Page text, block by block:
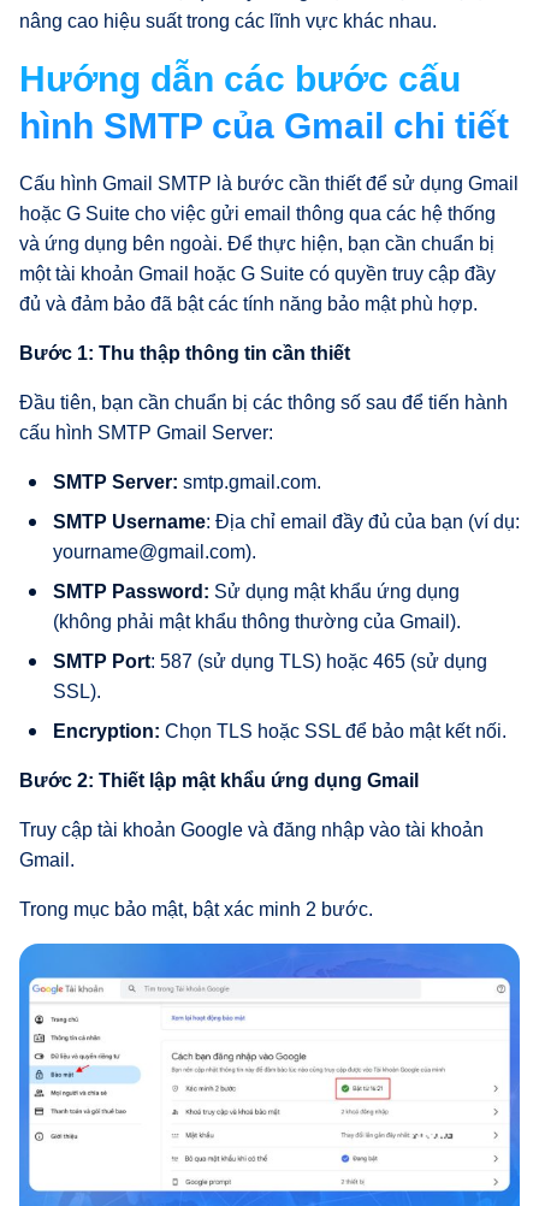
nâng cao hiệu suất trong các lĩnh vực khác nhau.
Hướng dẫn các bước cấu
hình SMTP của Gmail chi tiết
Cấu hình Gmail SMTP là bước cần thiết để sử dụng Gmail
hoặc G Suite cho việc gửi email thông qua các hệ thống
và ứng dụng bên ngoài. Để thực hiện, bạn cần chuẩn bị
một tài khoản Gmail hoặc G Suite có quyền truy cập đầy
đủ và đảm bảo đã bật các tính năng bảo mật phù hợp.
Bước 1: Thu thập thông tin cần thiết
Đầu tiên, bạn cần chuẩn bị các thông số sau để tiến hành
cấu hình SMTP Gmail Server:
SMTP Server: smtp.gmail.com.
SMTP Username: Địa chỉ email đầy đủ của bạn (ví dụ:
yourname@gmail.com).
SMTP Password: Sử dụng mật khẩu ứng dụng
(không phải mật khẩu thông thường của Gmail).
SMTP Port: 587 (sử dụng TLS) hoặc 465 (sử dụng
SSL).
Encryption: Chọn TLS hoặc SSL để bảo mật kết nối.
Bước 2: Thiết lập mật khẩu ứng dụng Gmail
Truy cập tài khoản Google và đăng nhập vào tài khoản
Gmail.
Trong mục bảo mật, bật xác minh 2 bước.